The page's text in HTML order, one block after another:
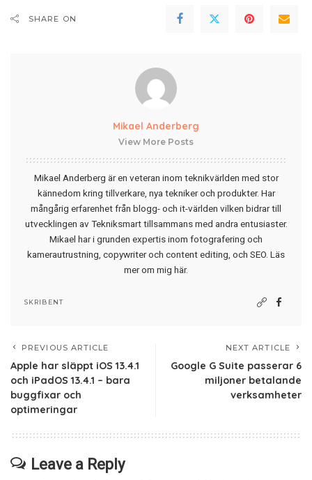
SHARE ON
Mikael Anderberg
View More Posts
Mikael Anderberg är en veteran inom teknikvärlden med stor
kännedom kring tillverkare, nya tekniker och produkter. Har
mångårig erfarenhet från blogg- och it-världen vilken bidrar till
utvecklingen av Tekniksmart tillsammans med andra entusiaster.
Mikael har i grunden expertis inom fotografering och
kamerautrustning, copywriter och content editing, och SEO. Läs
mer om mig här.
SKRIBENT
PREVIOUS ARTICLE
Apple har släppt iOS 13.4.1
och iPadOS 13.4.1 – bara
buggfixar och
optimeringar
NEXT ARTICLE
Google G Suite passerar 6
miljoner betalande
verksamheter
Leave a Reply